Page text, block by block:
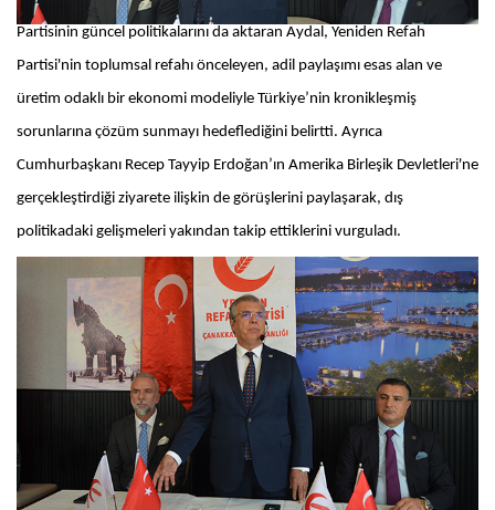
Partisinin güncel politikalarını da aktaran Aydal, Yeniden Refah
Partisi'nin toplumsal refahı önceleyen, adil paylaşımı esas alan ve
üretim odaklı bir ekonomi modeliyle Türkiye’nin kronikleşmiş
sorunlarına çözüm sunmayı hedeflediğini belirtti. Ayrıca
Cumhurbaşkanı Recep Tayyip Erdoğan’ın Amerika Birleşik Devletleri'ne
gerçekleştirdiği ziyarete ilişkin de görüşlerini paylaşarak, dış
politikadaki gelişmeleri yakından takip ettiklerini vurguladı.